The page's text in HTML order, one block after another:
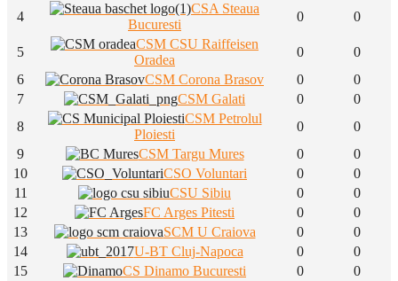
4
CSA Steaua
Bucuresti
0 0
5
CSM CSU Raiffeisen
Oradea
0
0
6
CSM Corona Brasov 0
0
7
CSM Galati 0
0
8
CSM Petrolul
Ploiesti
0
0
9
CSM Targu Mures 0
0
10
CSO Voluntari 0
0
11
CSU Sibiu 0
0
12
FC Arges Pitesti 0
0
13
SCM U Craiova 0
0
14
U-BT Cluj-Napoca 0
0
15
CS Dinamo Bucuresti 0
0